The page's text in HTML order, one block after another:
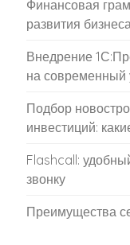
Финансовая
развития бизнеса
Внедрение
на современный
Подбор
инвестиций:
Flashcall:
звонку
Преимущества